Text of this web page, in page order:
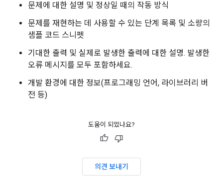
문제에 대한 설명 및 정상일 때의 작동 방식
문제를 재현하는 데 사용할 수 있는 단계 목록 및 소량의
샘플 코드 스니펫
기대한 출력 및 실제로 발생한 출력에 대한 설명. 발생한
오류 메시지를 모두 포함하세요.
개발 환경에 대한 정보(프로그래밍 언어, 라이브러리 버
전 등)
도움이 되었나요?
의견 보내기